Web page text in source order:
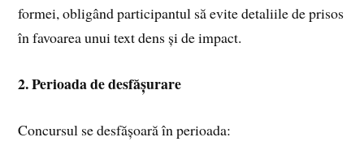
formei, obligând participantul să evite detaliile de prisos
în favoarea unui text dens și de impact.
2. Perioada de desfășurare
Concursul se desfășoară în perioada: